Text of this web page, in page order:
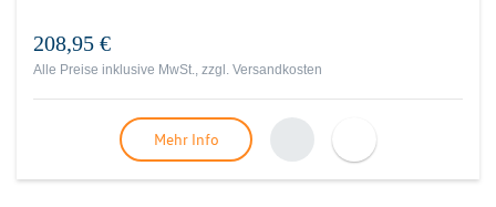
208,95 €
Alle Preise inklusive MwSt., zzgl. Versandkosten
Mehr Info